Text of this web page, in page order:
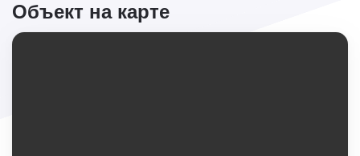
Объект на карте